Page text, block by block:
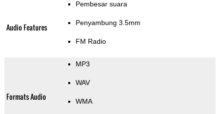
Audio Features
Pembesar suara
Penyambung 3.5mm
FM Radio
Formats Audio
MP3
WAV
WMA